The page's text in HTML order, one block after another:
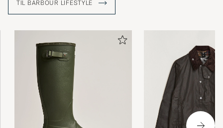
passer ind, uanset hvor du er eller hvad du laver, om du er
på jagt eller ude og gå en tur i storbyen.
Læs mere om Barbour i vores reportage fra deres fabrik i
England »
TIL BARBOUR LIFESTYLE